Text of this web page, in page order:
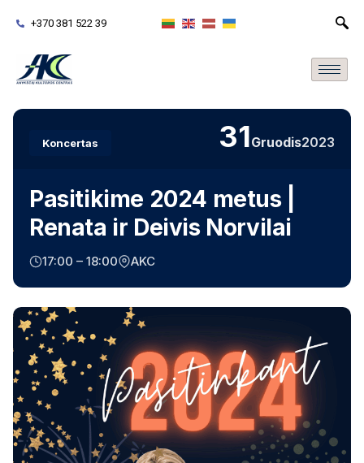
+370 381 522 39
Koncertas 31Gruodis2023
Pasitikime 2024 metus |
Renata ir Deivis Norvilai
17:00 – 18:00 AKC